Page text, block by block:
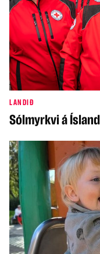
LANDIÐ
Sólmyrkvi á